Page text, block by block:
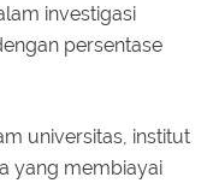
investigasi
persentase
universitas, institut
yang membiayai